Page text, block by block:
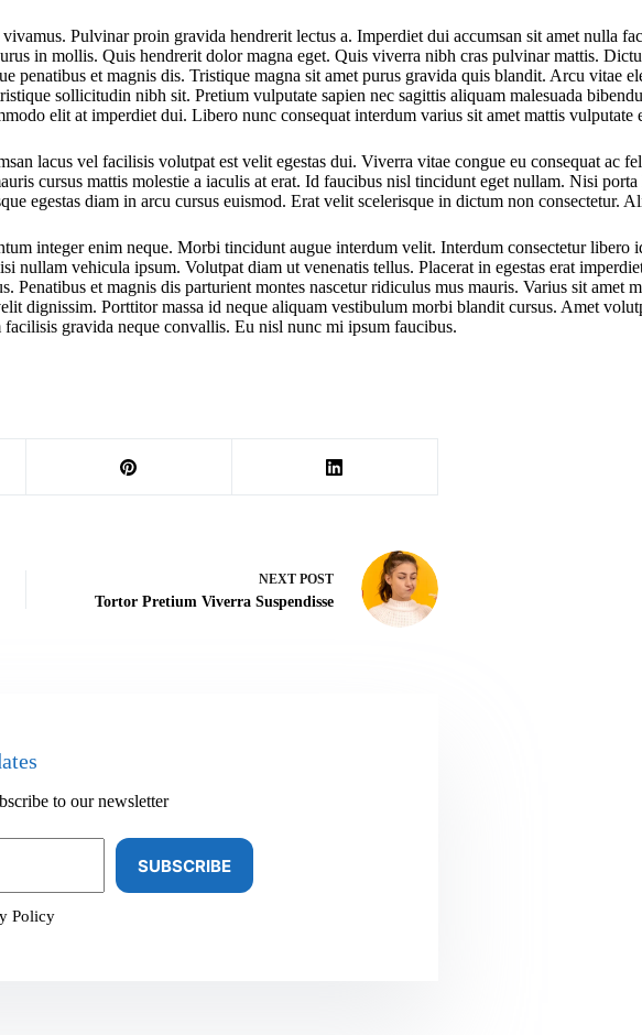
Pulvinar proin gravida hendrerit lectus a. Imperdiet dui accumsan sit amet nulla
in mollis. Quis hendrerit dolor magna eget. Quis viverra nibh cras pulvinar mattis.
penatibus et magnis dis. Tristique magna sit amet purus gravida quis blandit. Arcu vitae
sollicitudin nibh sit. Pretium vulputate sapien nec sagittis aliquam malesuada
elit at imperdiet dui. Libero nunc consequat interdum varius sit amet mattis vulputate
lacus vel facilisis volutpat est velit egestas dui. Viverra vitae congue eu consequat ac
cursus mattis molestie a iaculis at erat. Id faucibus nisl tincidunt eget nullam. Nisi
egestas diam in arcu cursus euismod. Erat velit scelerisque in dictum non consectetur.
integer enim neque. Morbi tincidunt augue interdum velit. Interdum consectetur libero
vehicula ipsum. Volutpat diam ut venenatis tellus. Placerat in egestas erat
Penatibus et magnis dis parturient montes nascetur ridiculus mus mauris. Varius sit amet
dignissim. Porttitor massa id neque aliquam vestibulum morbi blandit cursus. Amet
gravida neque convallis. Eu nisl nunc mi ipsum faucibus.
NEXT POST
Tortor Pretium Viverra Suspendisse
to our newsletter
SUBSCRIBE
Policy